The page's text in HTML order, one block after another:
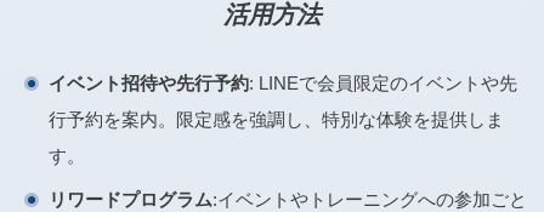
活用方法
イベント招待や先行予約: LINEで会員限定のイベントや先
行予約を案内。限定感を強調し、特別な体験を提供しま
す。
リワードプログラム:イベントやトレーニングへの参加ごと